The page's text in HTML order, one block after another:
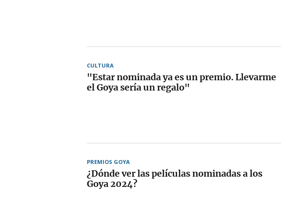
CULTURA
"Estar nominada ya es un premio. Llevarme
el Goya sería un regalo"
PREMIOS GOYA
¿Dónde ver las películas nominadas a los
Goya 2024?